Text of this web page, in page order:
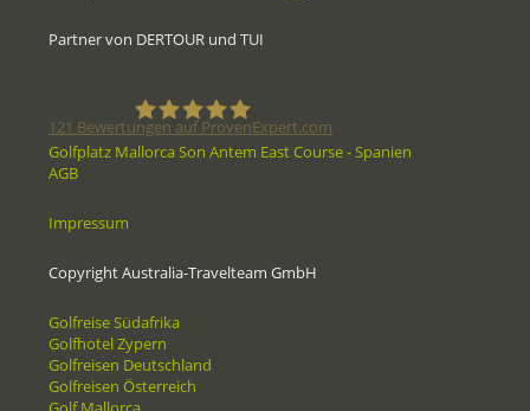
Partner von DERTOUR und TUI
121 Bewertungen auf ProvenExpert.com
Golfplatz Mallorca Son Antem East Course - Spanien
AGB
Impressum
Copyright Australia-Travelteam GmbH
Golfreise Südafrika
Golfhotel Zypern
Golfreisen Deutschland
Golfreisen Österreich